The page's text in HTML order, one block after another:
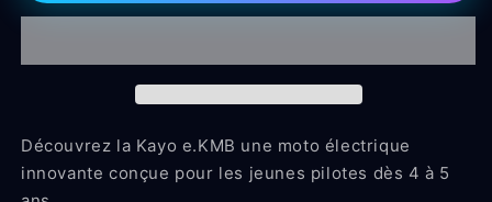
Électrique
800W
Électrique
800W
Kayo
Découvrez la Kayo e.KMB une moto électrique
innovante conçue pour les jeunes pilotes dès 4 à 5